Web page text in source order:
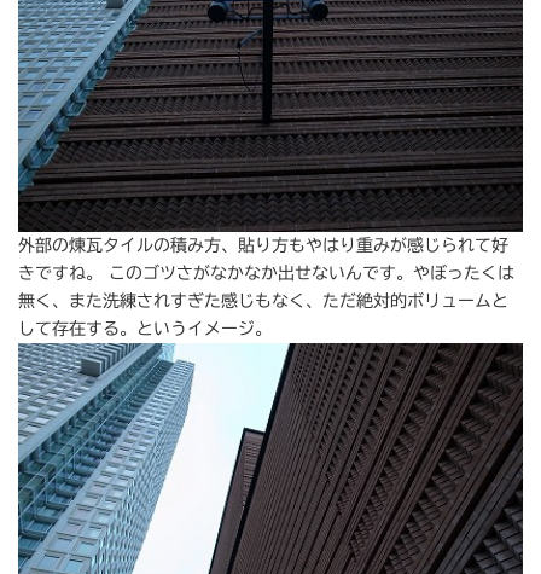
外部の煉瓦タイルの積み方、貼り方もやはり重みが感じられて好
きですね。 このゴツさがなかなか出せないんです。やぼったくは
無く、また洗練されすぎた感じもなく、ただ絶対的ボリュームと
して存在する。というイメージ。